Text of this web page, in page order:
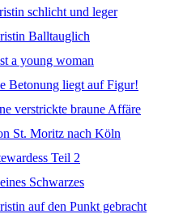
schlicht und leger
Balltauglich
a young woman
Betonung liegt auf Figur!
verstrickte braune Affäre
St. Moritz nach Köln
Teil 2
Schwarzes
auf den Punkt gebracht